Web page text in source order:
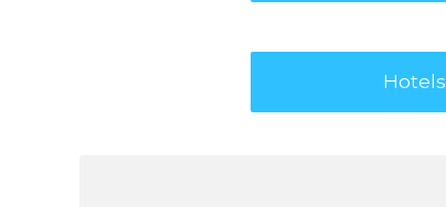
Hotels